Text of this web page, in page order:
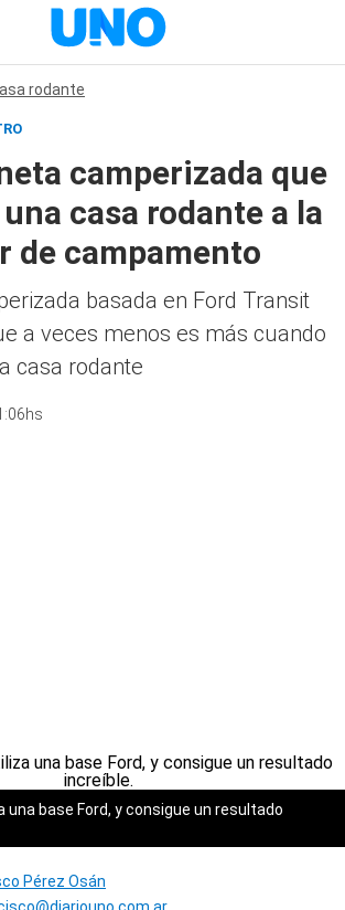
rodante
camperizada que
casa rodante a la
de campamento
basada en Ford Transit
a veces menos es más cuando
casa rodante
una base Ford, y consigue un resultado
Pérez Osán